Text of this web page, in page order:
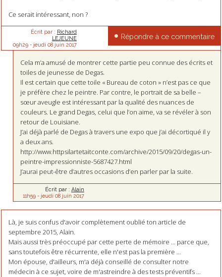
Ce serait intéressant, non ?
Écrit par : Richard
LEJEUNE
09h29- jeudi 08 juin 2017
Répondre à ce commentaire
Cela m’a amusé de montrer cette partie peu connue des écrits et
toiles de jeunesse de Degas.
Il est certain que cette toile « Bureau de coton » n’est pas ce que
je préfère chez le peintre. Par contre, le portrait de sa belle –
sœur aveugle est intéressant par la qualité des nuances de
couleurs. Le grand Degas, celui que l’on aime, va se révéler à son
retour de Louisiane.
J’ai déjà parlé de Degas à travers une expo que j’ai décortiqué il y
a deux ans.
http://www.httpsilartetaitconte.com/archive/2015/09/20/degas-un-
peintre-impressionniste-5687427.html
J’aurai peut-être d’autres occasions d’en parler par la suite.
Écrit par : Alain
11h59- jeudi 08 juin 2017
Là, je suis confus d'avoir complètement oublié ton article de
septembre 2015, Alain.
Mais aussi très préoccupé par cette perte de mémoire ... parce que,
sans toutefois être récurrente, elle n'est pas la première ...
Mon épouse, d'ailleurs, m'a déjà conseillé de consulter notre
médecin à ce sujet, voire de m'astreindre à des tests préventifs ...